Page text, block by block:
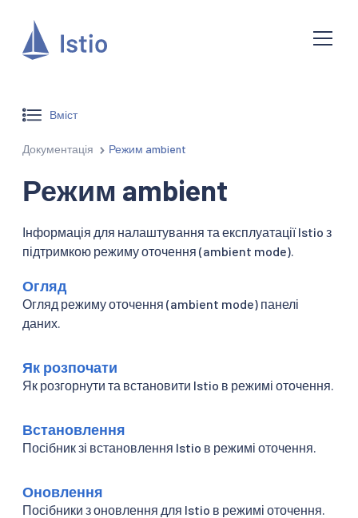
Вміст
Документація Режим ambient
Режим ambient
Інформація для налаштування та експлуатації Istio з
підтримкою режиму оточення (ambient mode).
Огляд
Огляд режиму оточення (ambient mode) панелі
даних.
Як розпочати
Як розгорнути та встановити Istio в режимі оточення.
Встановлення
Посібник зі встановлення Istio в режимі оточення.
Оновлення
Посібники з оновлення для Istio в режимі оточення.